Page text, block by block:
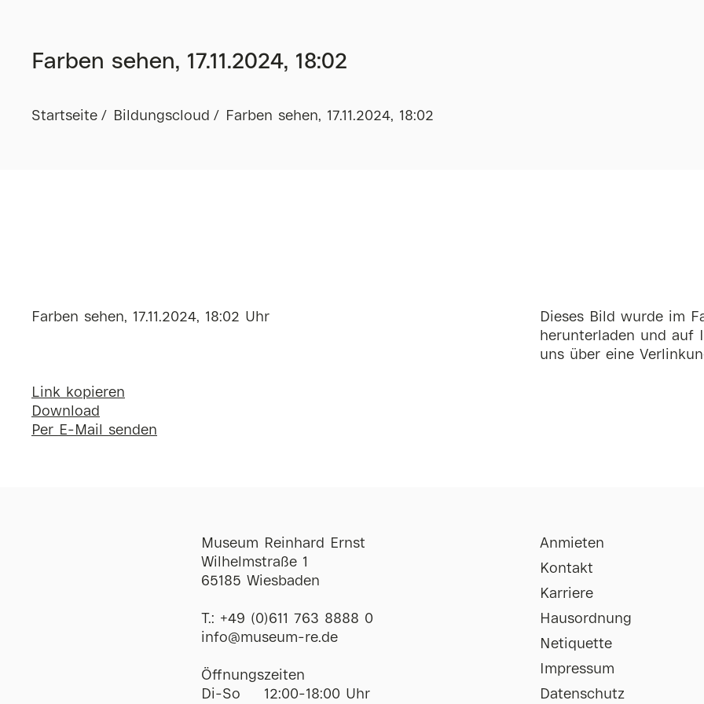
Farben sehen, 17.11.2024, 18:02
Startseite Bildungscloud Farben sehen, 17.11.2024, 18:02
Farben sehen, 17.11.2024, 18:02 Uhr
Link kopieren
Download
Per E-Mail senden
Dieses Bild wurde im
herunterladen und auf
uns über eine
Museum Reinhard Ernst
Wilhelmstraße 1
65185 Wiesbaden
T.: +49 (0)611 763 8888 0
ofni@museum-re de
Öffnungszeiten
Di-So
12:00-18:00 Uhr
Anmieten
Kontakt
Karriere
Hausordnung
Netiquette
Impressum
Datenschutz